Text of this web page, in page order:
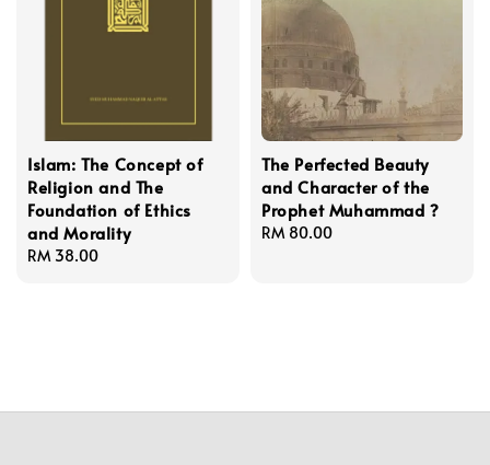
Islam: The Concept of
Religion and The
Foundation of Ethics
and Morality
Regular
RM 38.00
The Perfected Beauty
and Character of the
Prophet Muhammad ?
Regular
RM 80.00